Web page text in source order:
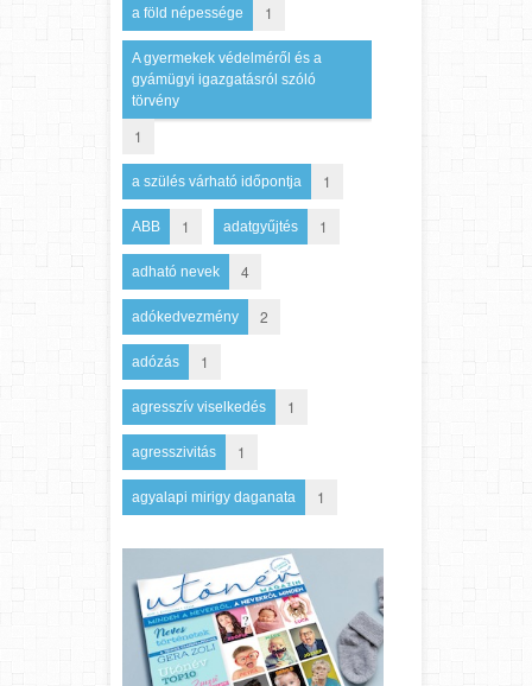
a föld népessége 1
A gyermekek védelméről és a
gyámügyi igazgatásról szóló
törvény
1
a szülés várható időpontja 1
ABB 1 adatgyűjtés 1
adható nevek 4
adókedvezmény 2
adózás 1
agresszív viselkedés 1
agresszivitás 1
agyalapi mirigy daganata 1